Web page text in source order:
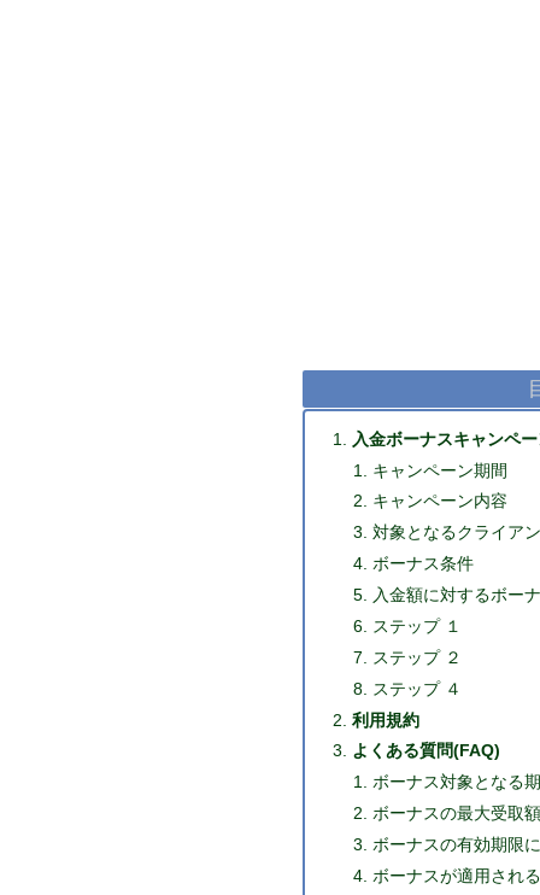
入金ボーナスキャンペ
キャンペーン期間
キャンペーン内容
対象となるクライア
ボーナス条件
入金額に対するボー
ステップ １
ステップ ２
ステップ ４
利用規約
よくある質問(FAQ)
ボーナス対象となる
ボーナスの最大受取
ボーナスの有効期限
ボーナスが適用され